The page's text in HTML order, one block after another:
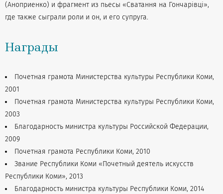
(Аноприенко) и фрагмент из пьесы «Сватання на Гончарiвцi»,
где также сыграли роли и он, и его супруга.
Награды
Почетная грамота Министерства культуры Республики Коми,
2001
Почетная грамота Министерства культуры Республики Коми,
2003
Благодарность министра культуры Российской Федерации,
2009
Почетная грамота Республики Коми, 2010
Звание Республики Коми «Почетный деятель искусств
Республики Коми», 2013
Благодарность министра культуры Республики Коми, 2014